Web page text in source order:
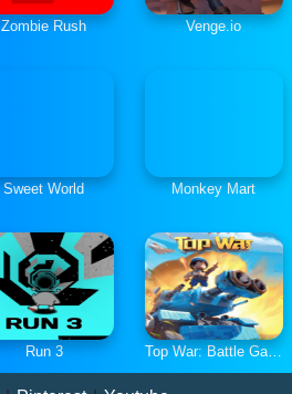
Zombie Rush Venge.io
Sweet World Monkey Mart
Run 3 Top War: Battle Game